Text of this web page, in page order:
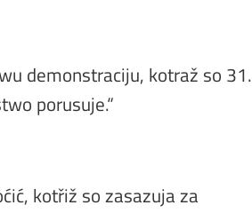
demonstraciju, kotraž so 31.
porusuje.“
kotřiž so zasazuja za